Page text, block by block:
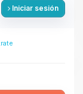
Iniciar sesión